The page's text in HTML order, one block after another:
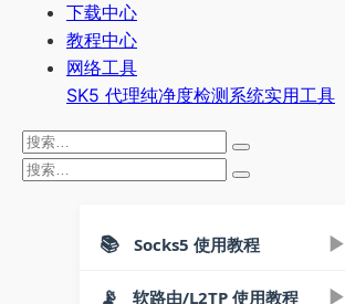
下载中心
教程中心
网络工具
SK5 代理纯净度检测系统实用工具
📚 Socks5 使用教程 ▶
老鱼加速器-电脑端 ▶
📡 软路由/L2TP 使用教程 ▶